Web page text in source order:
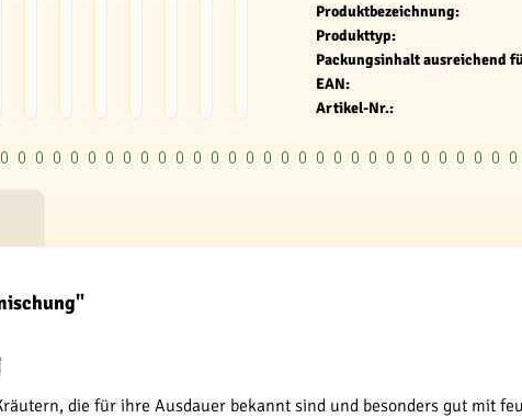
Produktbezeichnung:
Produkttyp:
Packungsinhalt ausreichend
EAN:
Artikel-Nr.:
die für ihre Ausdauer bekannt sind und besonders gut mit